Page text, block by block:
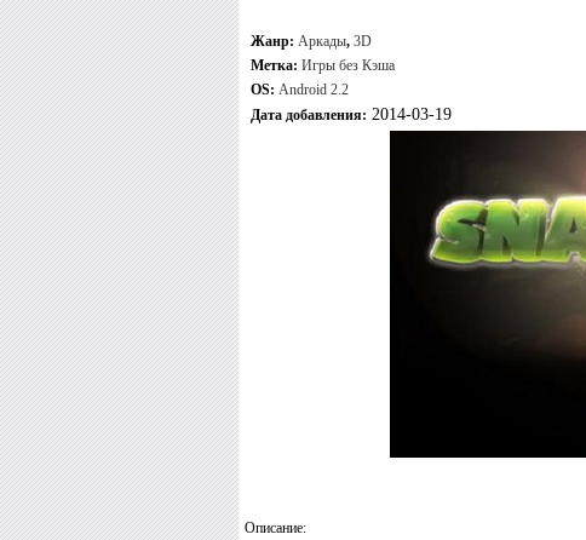
Жанр: Аркады, 3D
Метка: Игры без Кэша
OS: Android 2.2
Дата добавления: 2014-03-19
Описание: